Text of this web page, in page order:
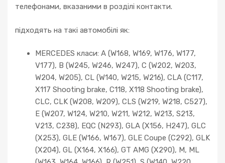
телефонами, вказаними в розділі контакти.
підходять на такі автомобілі як:
MERCEDES класи: A (W168, W169, W176, W177,
V177), B (W245, W246, W247), C (W202, W203,
W204, W205), CL (W140, W215, W216), CLA (C117,
X117 Shooting brake, C118, X118 Shooting brake),
CLC, CLK (W208, W209), CLS (W219, W218, C527),
E (W207, W124, W210, W211, W212, W213, S213,
V213, C238), EQC (N293), GLA (X156, H247), GLC
(X253), GLE (W166, W167), GLE Coupe (C292), GLK
(X204), GL (X164, X166), GT AMG (X290), M, ML